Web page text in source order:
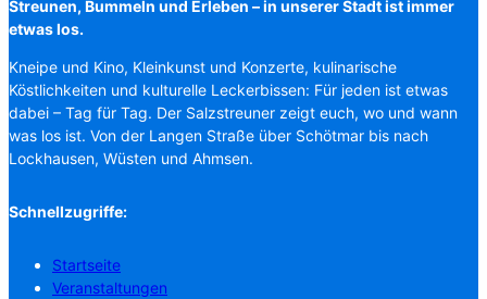
Streunen, Bummeln und Erleben – in unserer Stadt ist immer
etwas los.
Kneipe und Kino, Kleinkunst und Konzerte, kulinarische
Köstlichkeiten und kulturelle Leckerbissen: Für jeden ist etwas
dabei – Tag für Tag. Der Salzstreuner zeigt euch, wo und wann
was los ist. Von der Langen Straße über Schötmar bis nach
Lockhausen, Wüsten und Ahmsen.
Schnellzugriffe:
Startseite
Veranstaltungen